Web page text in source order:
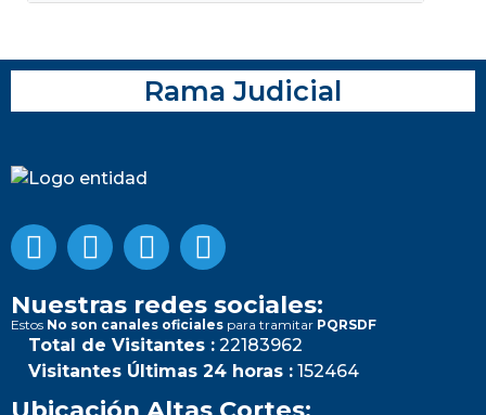
Rama Judicial
Nuestras redes sociales:
Estos No son canales oficiales para tramitar PQRSDF
Total de Visitantes : 22183962
Visitantes Últimas 24 horas : 152464